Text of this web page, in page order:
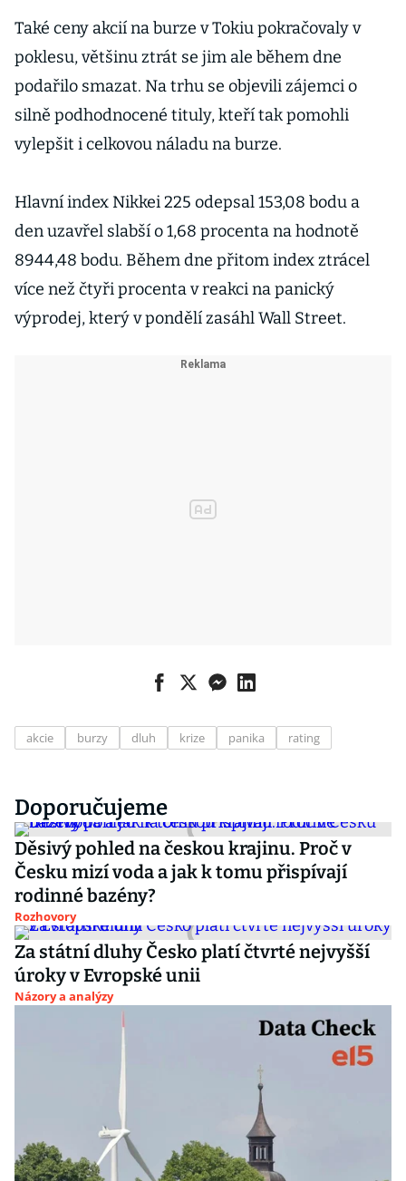
Také ceny akcií na burze v Tokiu pokračovaly v
poklesu, většinu ztrát se jim ale během dne
podařilo smazat. Na trhu se objevili zájemci o
silně podhodnocené tituly, kteří tak pomohli
vylepšit i celkovou náladu na burze.
Hlavní index Nikkei 225 odepsal 153,08 bodu a
den uzavřel slabší o 1,68 procenta na hodnotě
8944,48 bodu. Během dne přitom index ztrácel
více než čtyři procenta v reakci na panický
výprodej, který v pondělí zasáhl Wall Street.
akcie burzy dluh krize panika rating
Doporučujeme
Děsivý pohled na českou krajinu. Proč v
Česku mizí voda a jak k tomu přispívají
rodinné bazény?
Rozhovory
Za státní dluhy Česko platí čtvrté nejvyšší
úroky v Evropské unii
Názory a analýzy